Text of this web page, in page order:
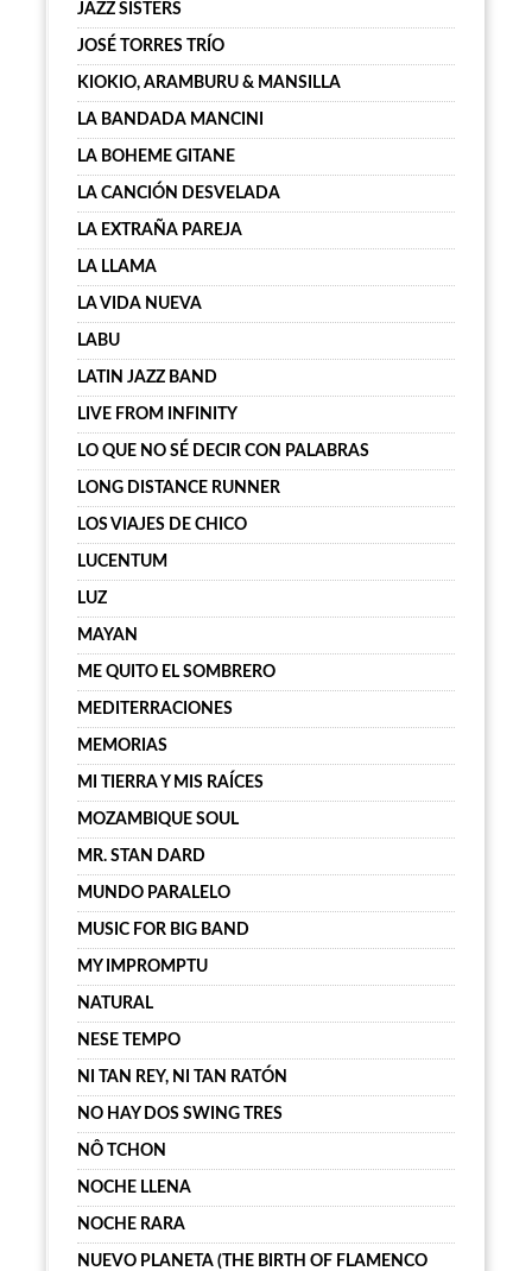
JAZZ SISTERS
JOSÉ TORRES TRÍO
KIOKIO, ARAMBURU & MANSILLA
LA BANDADA MANCINI
LA BOHEME GITANE
LA CANCIÓN DESVELADA
LA EXTRAÑA PAREJA
LA LLAMA
LA VIDA NUEVA
LABU
LATIN JAZZ BAND
LIVE FROM INFINITY
LO QUE NO SÉ DECIR CON PALABRAS
LONG DISTANCE RUNNER
LOS VIAJES DE CHICO
LUCENTUM
LUZ
MAYAN
ME QUITO EL SOMBRERO
MEDITERRACIONES
MEMORIAS
MI TIERRA Y MIS RAÍCES
MOZAMBIQUE SOUL
MR. STAN DARD
MUNDO PARALELO
MUSIC FOR BIG BAND
MY IMPROMPTU
NATURAL
NESE TEMPO
NI TAN REY, NI TAN RATÓN
NO HAY DOS SWING TRES
NÔ TCHON
NOCHE LLENA
NOCHE RARA
NUEVO PLANETA (THE BIRTH OF FLAMENCO